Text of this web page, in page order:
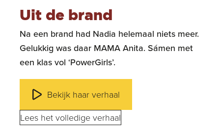
Uit de brand
Na een brand had Nadia helemaal niets meer.
Gelukkig was daar MAMA Anita. Sámen met
een klas vol ‘PowerGirls’.
Bekijk haar verhaal
Lees het volledige verhaal